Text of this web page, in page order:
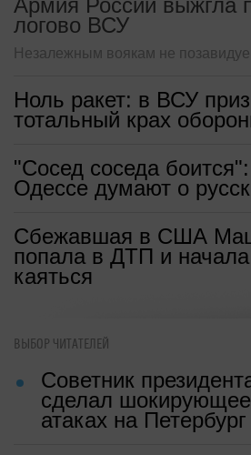
Армия России выжгла
логово ВСУ
Незалежным воякам не
Ноль ракет: в ВСУ
тотальный крах
"Сосед соседа
Одессе думают о
Сбежавшая в США
попала в ДТП и
каяться
ВЫБОР ЧИТАТЕЛЕЙ
Советник
сделал
атаках на Петербург